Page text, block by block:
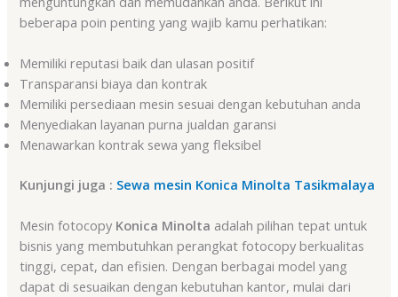
beberapa poin penting yang wajib kamu perhatikan:
Memiliki reputasi baik dan ulasan positif
Transparansi biaya dan kontrak
Memiliki persediaan mesin sesuai dengan kebutuhan anda
Menyediakan layanan purna jualdan garansi
Menawarkan kontrak sewa yang fleksibel
Kunjungi juga : Sewa mesin Konica Minolta Tasikmalaya
Mesin fotocopy Konica Minolta adalah pilihan tepat untuk
bisnis yang membutuhkan perangkat fotocopy berkualitas
tinggi, cepat, dan efisien. Dengan berbagai model yang
dapat di sesuaikan dengan kebutuhan kantor, mulai dari